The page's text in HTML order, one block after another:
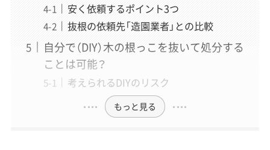
たいという想いから、一個人の責任と情熱で「スッキリ解
体」を立ち上げ、全記事の編集に責任を持つ。
» 運営者情報とサイトの制作理念はこちら
「スッキリ解体」専属ライター
丸山 夏実 （まるやま なつみ）
安く依頼するポイント3つ
抜根の依頼先「造園業者」との比較
自分で（DIY）木の根っこを抜いて処分する
ことは可能？
考えられるDIYのリスク
もっと見る